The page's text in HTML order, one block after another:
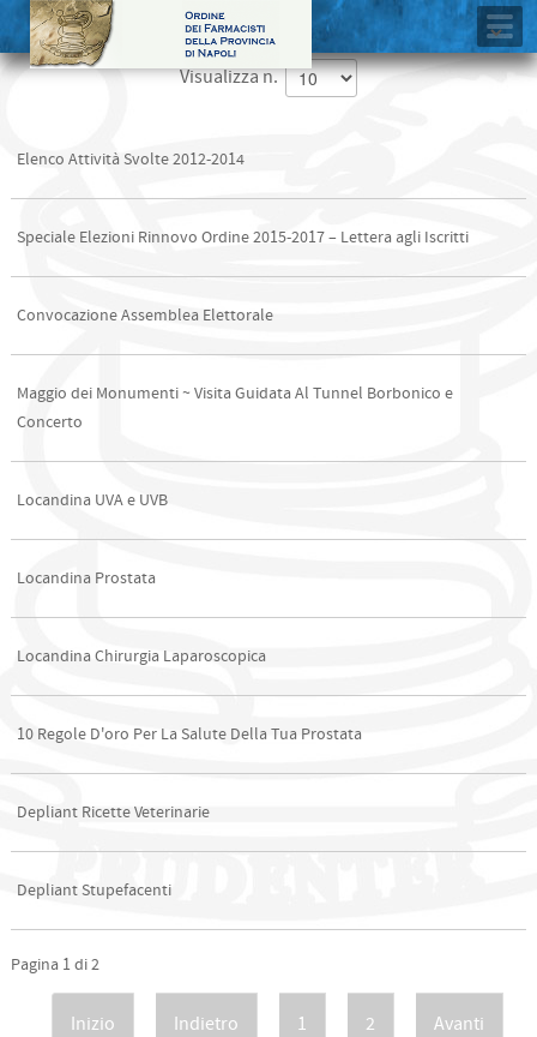
Visualizza n.
Elenco Attività Svolte 2012-2014
Speciale Elezioni Rinnovo Ordine 2015-2017 – Lettera agli Iscritti
Convocazione Assemblea Elettorale
Maggio dei Monumenti ~ Visita Guidata Al Tunnel Borbonico e
Concerto
Locandina UVA e UVB
Locandina Prostata
Locandina Chirurgia Laparoscopica
10 Regole D'oro Per La Salute Della Tua Prostata
Depliant Ricette Veterinarie
Depliant Stupefacenti
Pagina 1 di 2
Inizio Indietro 1 2 Avanti